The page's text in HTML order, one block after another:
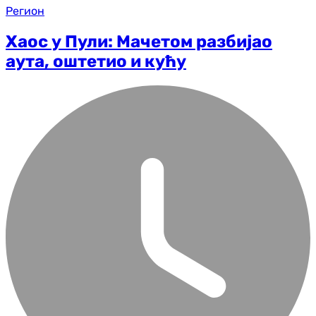
Регион
Хаос у Пули: Мачетом разбијао
аута, оштетио и кућу